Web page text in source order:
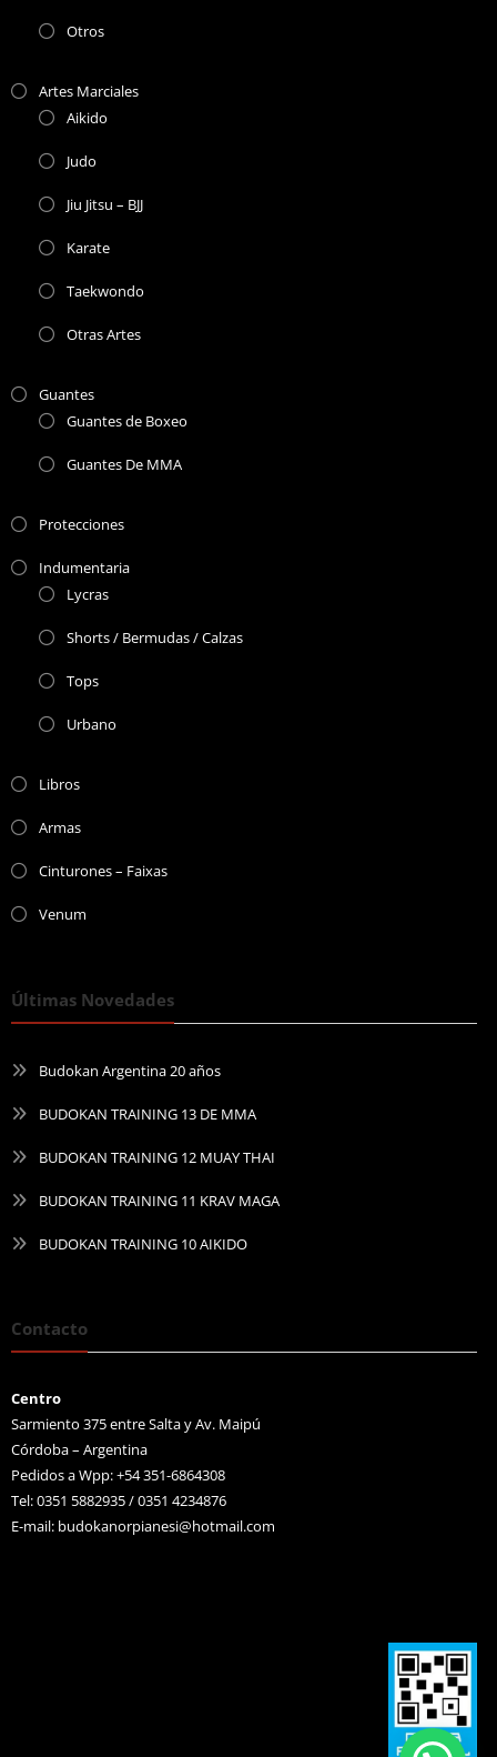
Otros
Artes Marciales
Aikido
Judo
Jiu Jitsu – BJJ
Karate
Taekwondo
Otras Artes
Guantes
Guantes de Boxeo
Guantes De MMA
Protecciones
Indumentaria
Lycras
Shorts / Bermudas / Calzas
Tops
Urbano
Libros
Armas
Cinturones – Faixas
Venum
Últimas Novedades
Budokan Argentina 20 años
BUDOKAN TRAINING 13 DE MMA
BUDOKAN TRAINING 12 MUAY THAI
BUDOKAN TRAINING 11 KRAV MAGA
BUDOKAN TRAINING 10 AIKIDO
Contacto
Centro
Sarmiento 375 entre Salta y Av. Maipú
Córdoba – Argentina
Pedidos a Wpp: +54 351-6864308
Tel: 0351 5882935 / 0351 4234876
E-mail: budokanorpianesi@hotmail.com